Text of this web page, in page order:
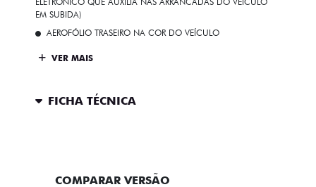
EM SUBIDA)
AEROFÓLIO TRASEIRO NA COR DO VEÍCULO
VER MAIS
FICHA TÉCNICA
COMPARAR VERSÃO